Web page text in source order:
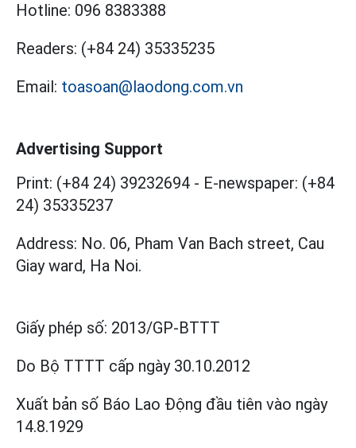
Hotline: 096 8383388
Readers: (+84 24) 35335235
Email: toasoan@laodong.com.vn
Advertising Support
Print: (+84 24) 39232694 - E-newspaper: (+84
24) 35335237
Address: No. 06, Pham Van Bach street, Cau
Giay ward, Ha Noi.
Giấy phép số: 2013/GP-BTTT
Do Bộ TTTT cấp ngày 30.10.2012
Xuất bản số Báo Lao Động đầu tiên vào ngày
14.8.1929